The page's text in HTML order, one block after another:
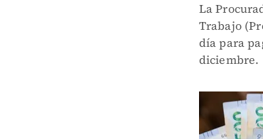
La
Trabajo
día para
diciembre.